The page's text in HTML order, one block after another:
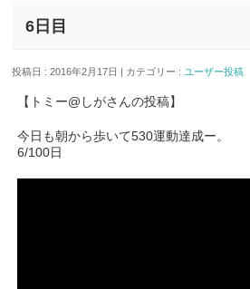
6日目
投稿日 : 2016年2月17日 | カテゴリー :ユーザー投稿
【トミー@しがさんの投稿】
今日も朝から歩いて530運動達成ー。
6/100日